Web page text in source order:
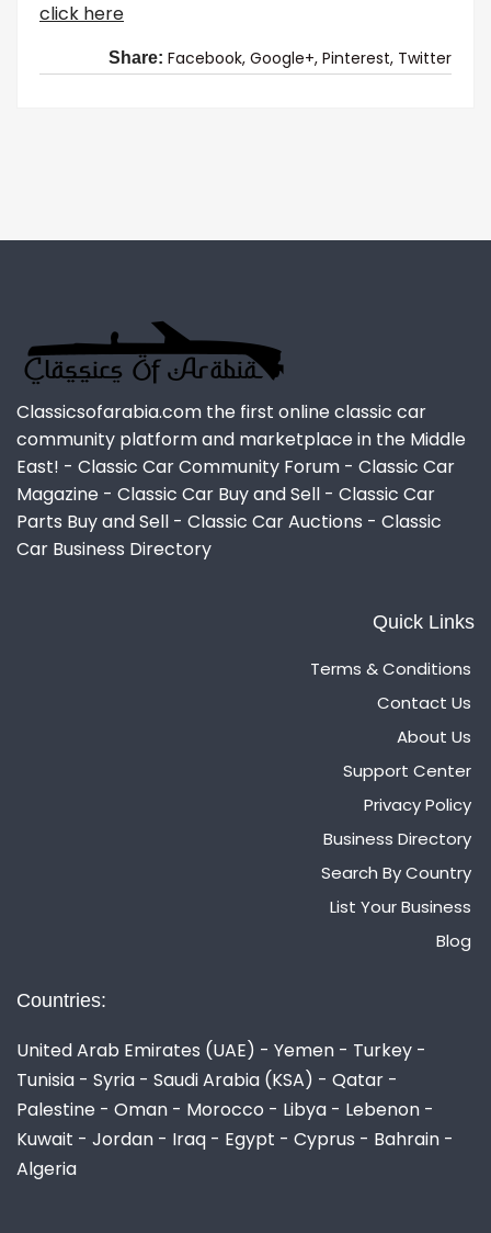
click here
Share: Facebook, Google+, Pinterest, Twitter
Classicsofarabia.com the first online classic car
community platform and marketplace in the Middle
East! - Classic Car Community Forum - Classic Car
Magazine - Classic Car Buy and Sell - Classic Car
Parts Buy and Sell - Classic Car Auctions - Classic
Car Business Directory
Quick Links
Terms & Conditions
Contact Us
About Us
Support Center
Privacy Policy
Business Directory
Search By Country
List Your Business
Blog
Countries:
United Arab Emirates (UAE) - Yemen - Turkey -
Tunisia - Syria - Saudi Arabia (KSA) - Qatar -
Palestine - Oman - Morocco - Libya - Lebenon -
Kuwait - Jordan - Iraq - Egypt - Cyprus - Bahrain -
Algeria